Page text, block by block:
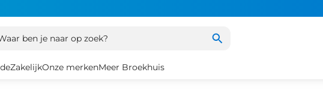
ben je naar op zoek?
ZakelijkOnze merkenMeer Broekhuis